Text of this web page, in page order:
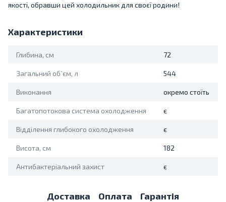
якості, обравши цей холодильник для своєї родини!
Характеристики
Глибина, см 72
Загальний об`єм, л 544
Виконання окремо стоїть
Багатопотокова система охолодження є
Відділення глибокого охолодження є
Висота, см 182
Антибактеріальний захист є
Доставка Оплата Гарантія